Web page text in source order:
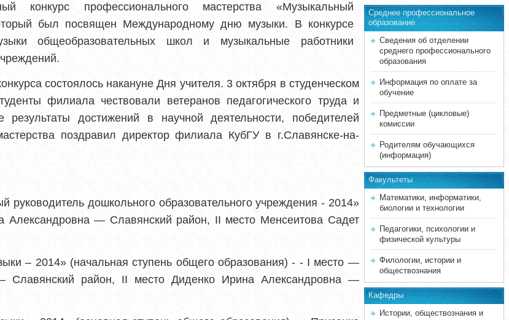
конкурс профессионального мастерства «Музыкальный
был посвящен Международному дню музыки. В конкурсе
общеобразовательных школ и музыкальные работники
состоялось накануне Дня учителя. 3 октября в студенческом
филиала чествовали ветеранов педагогического труда и
достижений в научной деятельности, победителей
поздравил директор филиала КубГУ в г.Славянске-на-
руководитель дошкольного образовательного учреждения - 2014»
Александровна — Славянский район, II место Менсеитова Садет
– 2014» (начальная ступень общего образования) - - I место —
Славянский район, II место Диденко Ирина Александровна —
Среднее професcиональное
образование
Сведения об отделении
среднего профессионального
образования
Информация по оплате за
обучение
Предметные (цикловые)
комиссии
Родителям обучающихся
(информация)
Факультеты
Математики, информатики,
биологии и технологии
Педагогики, психологии и
физической культуры
Филологии, истории и
обществознания
Кафедры
Истории, обществознания и